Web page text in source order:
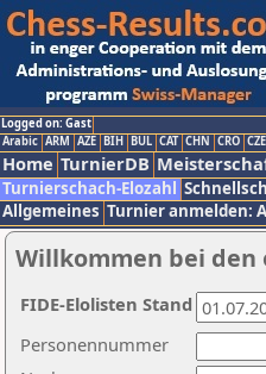
Logged on: Gast
Arabic ARM AZE BIH BUL CAT CHN CRO CZE
Home TurnierDB
Turnierschach-Elozahl
Allgemeines Turnier anmelden:
Willkommen bei den
Personennummer
FIDE-Elolisten Stand